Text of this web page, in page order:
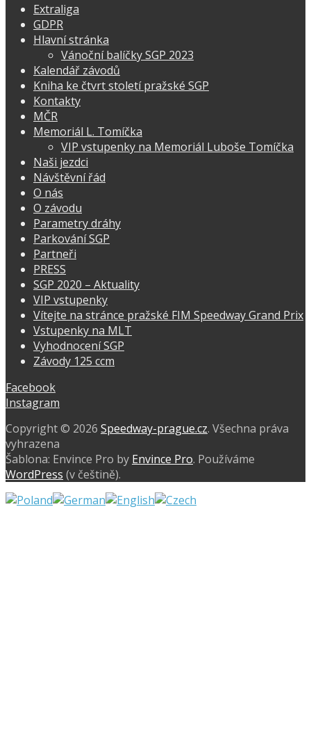
Extraliga
GDPR
Hlavní stránka
Vánoční balíčky SGP 2023
Kalendář závodů
Kniha ke čtvrt století pražské SGP
Kontakty
MČR
Memoriál L. Tomíčka
VIP vstupenky na Memoriál Luboše Tomíčka
Naši jezdci
Návštěvní řád
O nás
O závodu
Parametry dráhy
Parkování SGP
Partneři
PRESS
SGP 2020 – Aktuality
VIP vstupenky
Vítejte na stránce pražské FIM Speedway Grand Prix
Vstupenky na MLT
Vyhodnocení SGP
Závody 125 ccm
Facebook
Instagram
Copyright © 2026 Speedway-prague.cz. Všechna práva
vyhrazena
Šablona: Envince Pro by Envince Pro. Používáme
WordPress (v češtině).